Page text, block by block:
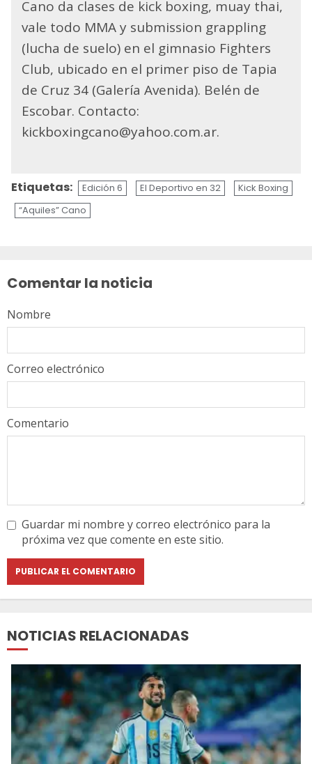
Cano da clases de kick boxing, muay thai,
vale todo MMA y submission grappling
(lucha de suelo) en el gimnasio Fighters
Club, ubicado en el primer piso de Tapia
de Cruz 34 (Galería Avenida). Belén de
Escobar. Contacto:
kickboxingcano@yahoo.com.ar.
Etiquetas: Edición 6 El Deportivo en 32
Kick Boxing
“Aquiles” Cano
Comentar la noticia
Comentario
Nombre
Correo electrónico
Guardar mi nombre y correo electrónico para la
próxima vez que comente en este sitio.
NOTICIAS RELACIONADAS